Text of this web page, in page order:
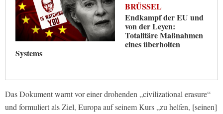
BRÜSSEL
Endkampf der EU und
von der Leyen:
Totalitäre Maßnahmen
eines überholten
Systems
Das Dokument warnt vor einer drohenden „civilizational erasure“
und formuliert als Ziel, Europa auf seinem Kurs „zu helfen, [seinen]